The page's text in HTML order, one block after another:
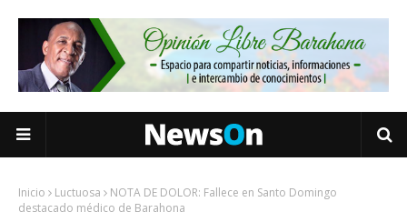
Inicio Luctuosa
NOTA DE DOLOR: Fallece en Santo Domingo
destacado médico de Barahona